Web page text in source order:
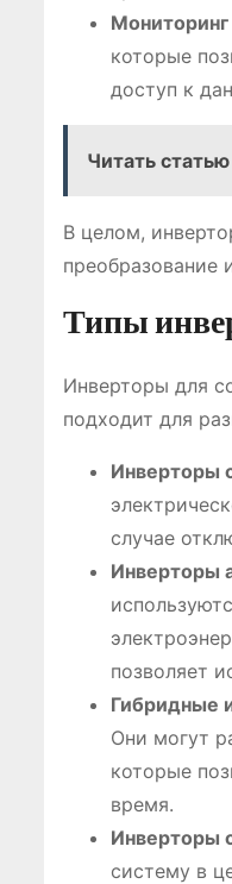
Мониторинг
которые
доступ к
Читать статью
В целом,
преобразование
Типы
Инверторы для
подходит для
Инверторы
случае
Инверторы
позволяет
Гибридные
Они могут
которые
время.
Инверторы
систему в